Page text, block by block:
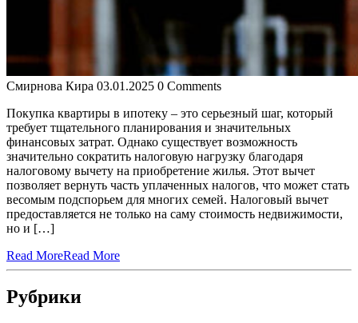
Смирнова Кира 03.01.2025 0 Comments
Покупка квартиры в ипотеку – это серьезный шаг, который
требует тщательного планирования и значительных
финансовых затрат. Однако существует возможность
значительно сократить налоговую нагрузку благодаря
налоговому вычету на приобретение жилья. Этот вычет
позволяет вернуть часть уплаченных налогов, что может стать
весомым подспорьем для многих семей. Налоговый вычет
предоставляется не только на саму стоимость недвижимости,
но и […]
Read MoreRead More
Рубрики